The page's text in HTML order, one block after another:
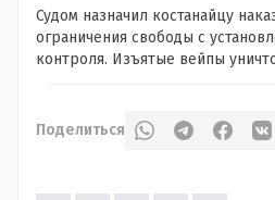
Судом назначил костанайцу
ограничения свободы с
контроля. Изъятые вейпы
Поделиться